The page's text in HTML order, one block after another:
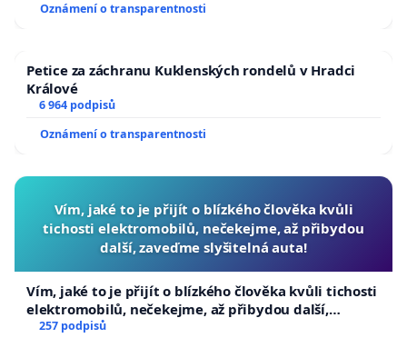
Oznámení o transparentnosti
Petice za záchranu Kuklenských rondelů v Hradci
Králové
6 964 podpisů
Oznámení o transparentnosti
Vím, jaké to je přijít o blízkého člověka kvůli
tichosti elektromobilů, nečekejme, až přibydou
další, zaveďme slyšitelná auta!
Vím, jaké to je přijít o blízkého člověka kvůli tichosti
elektromobilů, nečekejme, až přibydou další,
zaveďme slyšitelná auta!
257 podpisů